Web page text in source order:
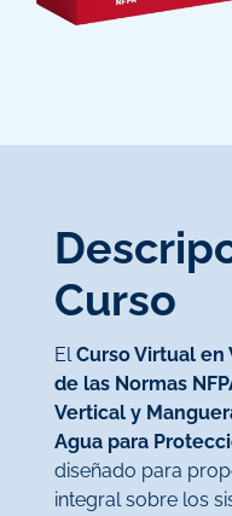
Curso
ElCurso Virtual en
de las Normas
Vertical y
Agua para
diseñado para
integral sobre los